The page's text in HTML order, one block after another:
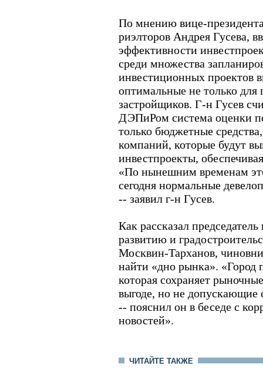
По мнению вице-
риэлторов Андрея Гусева,
эффективности
среди множества
инвестиционных проектов
оптимальные не только для
застройщиков. Г-н Гусев
ДЭПиРом система оценки
только бюджетные
компаний, которые будут
инвестпроекты,
«По нынешним временам
сегодня нормальные
-- заявил г-н Гусев.
Как рассказал
развитию и
Москвин-Тарханов,
найти «дно рынка». «Город
которая сохраняет
выгоде, но не допускающие
-- пояснил он в беседе с
новостей».
ЧИТАЙТЕ ТАКЖЕ